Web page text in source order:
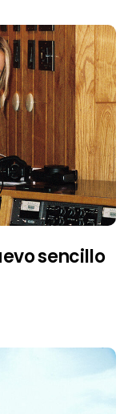
sencillo